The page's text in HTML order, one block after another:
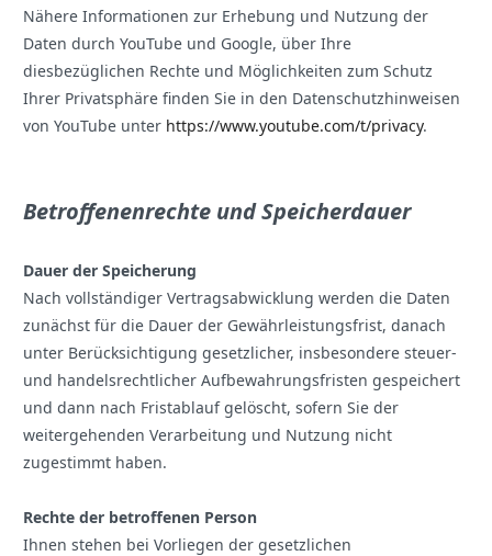
Nähere Informationen zur Erhebung und Nutzung der
Daten durch YouTube und Google, über Ihre
diesbezüglichen Rechte und Möglichkeiten zum Schutz
Ihrer Privatsphäre finden Sie in den Datenschutzhinweisen
von YouTube unter https://www.youtube.com/t/privacy.
Betroffenenrechte und Speicherdauer
Dauer der Speicherung
Nach vollständiger Vertragsabwicklung werden die Daten
zunächst für die Dauer der Gewährleistungsfrist, danach
unter Berücksichtigung gesetzlicher, insbesondere steuer-
und handelsrechtlicher Aufbewahrungsfristen gespeichert
und dann nach Fristablauf gelöscht, sofern Sie der
weitergehenden Verarbeitung und Nutzung nicht
zugestimmt haben.
Rechte der betroffenen Person
Ihnen stehen bei Vorliegen der gesetzlichen